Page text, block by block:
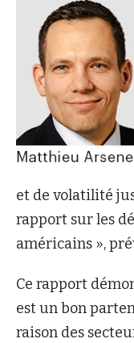
et de volatilité
rapport sur les
américains »,
Ce rapport
est un bon
raison des